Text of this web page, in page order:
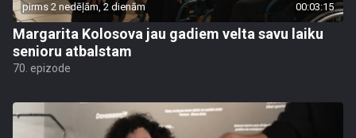
pirms 2 nedēļām, 2 dienām 00:03:15
Margarita Kolosova jau gadiem velta savu laiku
senioru atbalstam
70. epizode